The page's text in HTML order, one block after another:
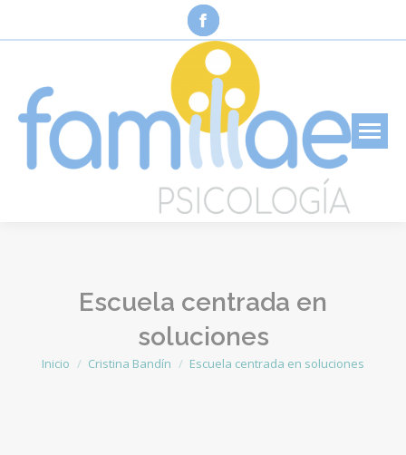
Facebook
page
opens
in
new
Escuela centrada en
soluciones
Estás aquí:
Inicio Cristina Bandín Escuela centrada en soluciones